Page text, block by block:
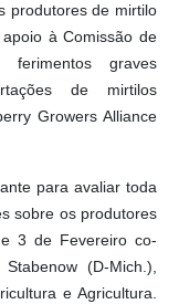
produtores de mirtilo
à Comissão de
ferimentos graves
de mirtilos
Growers Alliance
para avaliar toda
sobre os produtores
3 de Fevereiro co-
(D-Mich.),
e Agricultura.